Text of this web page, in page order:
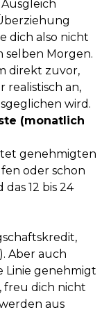
dich also nicht
selben Morgen.
direkt zuvor,
realistisch an,
wird.
(monatlich
genehmigten
oder schon
12 bis 24
Aber auch
Linie genehmigt
freu dich nicht
aus